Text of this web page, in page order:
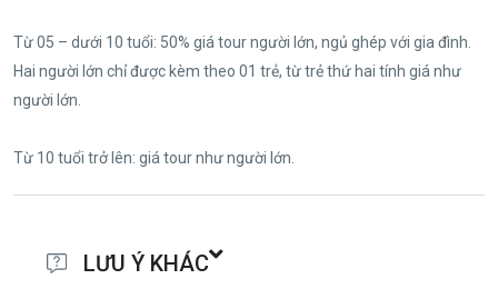
Du khách sẽ ngỡ ngàng với vẻ đẹp lung linh, lộng
lẫy cùng ánh đèn rực rỡ sắc màu tại Bến Ninh Kiều,
SEN.
Từ 05 – dưới 10 tuổi: 50% giá tour người lớn, ngủ ghép với gia đình.
Hai người lớn chỉ được kèm theo 01 trẻ, từ trẻ thứ hai tính giá như
người lớn.
Từ 10 tuổi trở lên: giá tour như người lớn.
LƯU Ý KHÁC